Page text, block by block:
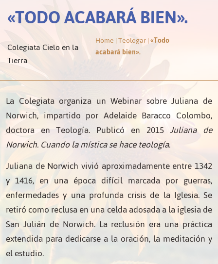
«TODO ACABARÁ BIEN».
Colegiata Cielo en la
Tierra
Home|Teologar|«Todo
acabará bien».
La Colegiata organiza un Webinar sobre Juliana de
Norwich, impartido por Adelaide Baracco Colombo,
doctora en Teología. Publicó en 2015Juliana de
Norwich. Cuando la mística se hace teología.
Juliana de Norwich vivió aproximadamente entre 1342
y 1416, en una época difícil marcada por guerras,
enfermedades y una profunda crisis de la Iglesia. Se
retiró como reclusa en una celda adosada a la iglesia de
San Julián de Norwich. La reclusión era una práctica
extendida para dedicarse a la oración, la meditación y
el estudio.